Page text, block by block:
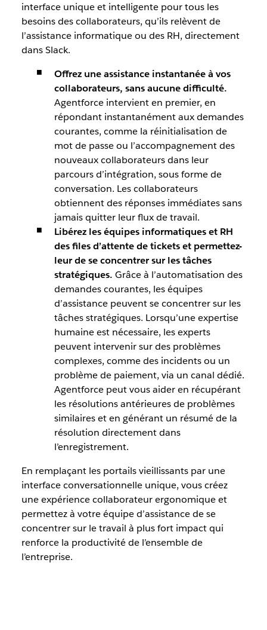
interface unique et intelligente pour tous les
besoins des collaborateurs, qu’ils relèvent de
l’assistance informatique ou des RH, directement
dans Slack.
Offrez une assistance instantanée à vos
collaborateurs, sans aucune difficulté.
Agentforce intervient en premier, en
répondant instantanément aux demandes
courantes, comme la réinitialisation de
mot de passe ou l’accompagnement des
nouveaux collaborateurs dans leur
parcours d’intégration, sous forme de
conversation. Les collaborateurs
obtiennent des réponses immédiates sans
jamais quitter leur flux de travail.
Libérez les équipes informatiques et RH
des files d’attente de tickets et permettez-
leur de se concentrer sur les tâches
stratégiques. Grâce à l’automatisation des
demandes courantes, les équipes
d’assistance peuvent se concentrer sur les
tâches stratégiques. Lorsqu’une expertise
humaine est nécessaire, les experts
peuvent intervenir sur des problèmes
complexes, comme des incidents ou un
problème de paiement, via un canal dédié.
Agentforce peut vous aider en récupérant
les résolutions antérieures de problèmes
similaires et en générant un résumé de la
résolution directement dans
l’enregistrement.
En remplaçant les portails vieillissants par une
interface conversationnelle unique, vous créez
une expérience collaborateur ergonomique et
permettez à votre équipe d’assistance de se
concentrer sur le travail à plus fort impact qui
renforce la productivité de l’ensemble de
l’entreprise.